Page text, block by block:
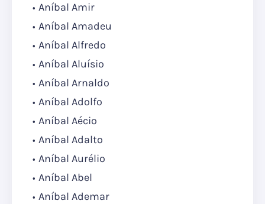
Aníbal Amir
Aníbal Amadeu
Aníbal Alfredo
Aníbal Aluísio
Aníbal Arnaldo
Aníbal Adolfo
Aníbal Aécio
Aníbal Adalto
Aníbal Aurélio
Aníbal Abel
Aníbal Ademar